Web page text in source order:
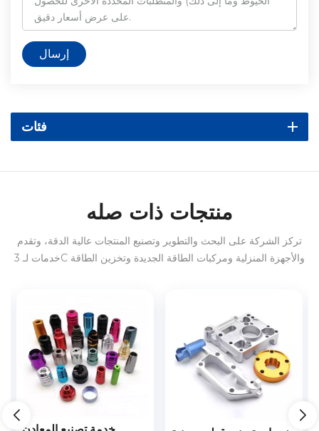
إرسال
فئات
منتجات ذات صله
تركز الشركة على البحث والتطوير وتصنيع المنتجات عالية الدقة، وتقدم
خدمات لـ 3C والأجهزة المنزلية ومركبات الطاقة الجديدة وتخزين الطاقة